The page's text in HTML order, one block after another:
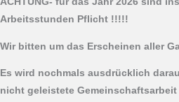
Arbeitsstunden Pflicht !!!!!
Wir bitten um das Erscheinen aller
Es wird nochmals ausdrücklich
nicht geleistete